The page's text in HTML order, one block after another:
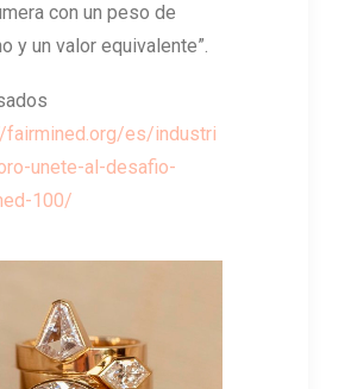
con un peso de
y un valor equivalente”.
fairmined.org/es/industri
unete-al-desafio-
100/